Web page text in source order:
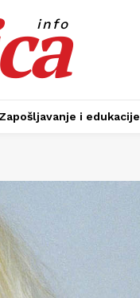
info
Zapošljavanje i edukacije